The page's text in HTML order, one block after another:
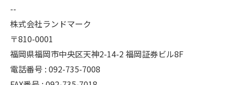
--
株式会社ランドマーク
〒810-0001
福岡県福岡市中央区天神2-14-2 福岡証券ビル8F
電話番号 : 092-735-7008